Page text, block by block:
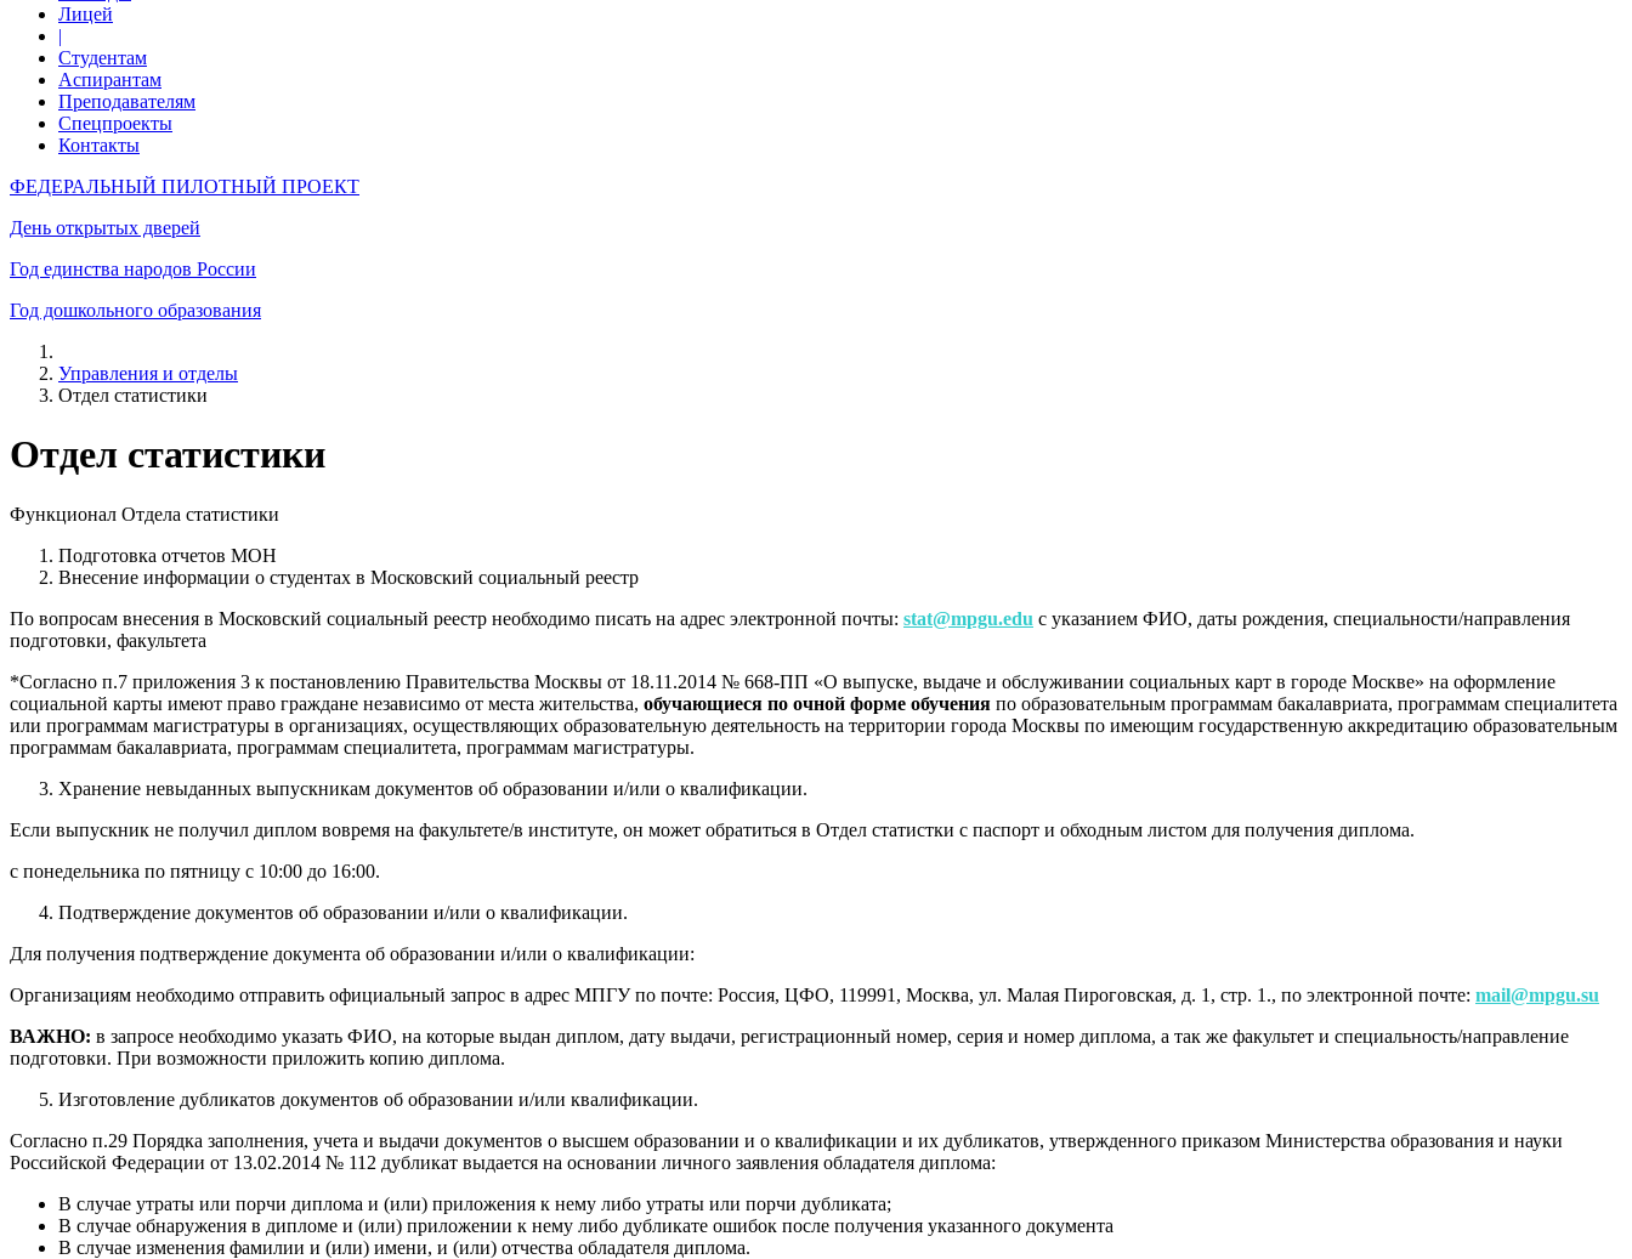
Лицей
|
Студентам
Аспирантам
Преподавателям
Спецпроекты
Контакты
ФЕДЕРАЛЬНЫЙ ПИЛОТНЫЙ ПРОЕКТ
День открытых дверей
Год единства народов России
Год дошкольного образования
Управления и отделы
Отдел статистики
Отдел статистики
Функционал Отдела статистики
Подготовка отчетов МОН
Внесение информации о студентах в Московский социальный реестр
По вопросам внесения в Московский социальный реестр необходимо писать на адрес электронной почты: stat@mpgu.edu с указанием ФИО, даты рождения, специальности/направления
подготовки, факультета
*Согласно п.7 приложения 3 к постановлению Правительства Москвы от 18.11.2014 № 668-ПП «О выпуске, выдаче и обслуживании социальных карт в городе Москве» на оформление
социальной карты имеют право граждане независимо от места жительства, обучающиеся по очной форме обучения по образовательным программам бакалавриата, программам специалитета
или программам магистратуры в организациях, осуществляющих образовательную деятельность на территории города Москвы по имеющим государственную аккредитацию образовательным
программам бакалавриата, программам специалитета, программам магистратуры.
Хранение невыданных выпускникам документов об образовании и/или о квалификации.
Если выпускник не получил диплом вовремя на факультете/в институте, он может обратиться в Отдел статистки с паспорт и обходным листом для получения диплома.
с понедельника по пятницу с 10:00 до 16:00.
Подтверждение документов об образовании и/или о квалификации.
Для получения подтверждение документа об образовании и/или о квалификации:
Организациям необходимо отправить официальный запрос в адрес МПГУ по почте: Россия, ЦФО, 119991, Москва, ул. Малая Пироговская, д. 1, стр. 1., по электронной почте: mail@mpgu.su
ВАЖНО: в запросе необходимо указать ФИО, на которые выдан диплом, дату выдачи, регистрационный номер, серия и номер диплома, а так же факультет и специальность/направление
подготовки. При возможности приложить копию диплома.
Изготовление дубликатов документов об образовании и/или квалификации.
Согласно п.29 Порядка заполнения, учета и выдачи документов о высшем образовании и о квалификации и их дубликатов, утвержденного приказом Министерства образования и науки
Российской Федерации от 13.02.2014 № 112 дубликат выдается на основании личного заявления обладателя диплома:
В случае утраты или порчи диплома и (или) приложения к нему либо утраты или порчи дубликата;
В случае обнаружения в дипломе и (или) приложении к нему либо дубликате ошибок после получения указанного документа
В случае изменения фамилии и (или) имени, и (или) отчества обладателя диплома.